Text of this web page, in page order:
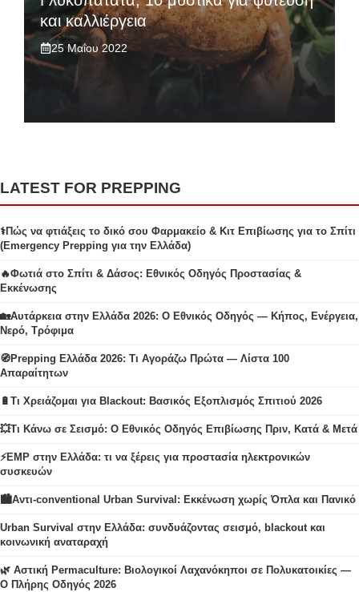
και καλλιέργεια
25 Μαΐου 2022
LATEST FOR PREPPING
⚕️Πώς να φτιάξεις το δικό σου Φαρμακείο & Κιτ Επιβίωσης για το Σπίτι
(Emergency Prepping για την Ελλάδα)
🔥Φωτιά στο Σπίτι & Δάσος: Εθνικός Οδηγός Προστασίας &
Εκκένωσης
🏡Αυτάρκεια στην Ελλάδα 2026: Ο Εθνικός Οδηγός — Κήπος, Ενέργεια,
Νερό, Τρόφιμα
🧭Prepping Ελλάδα 2026: Τι Αγοράζω Πρώτα — Λίστα 100
Απαραίτητων
🔋Τι Χρειάζομαι για Blackout: Βασικός Εξοπλισμός Σπιτιού 2026
💥Τι Κάνω σε Σεισμό: Ο Εθνικός Οδηγός Επιβίωσης Πριν, Κατά & Μετά
⚡EMP στην Ελλάδα: τι να ξέρεις για προστασία ηλεκτρονικών
συσκευών
🏙️Αντι-conventional Urban Survival: Εκκένωση χωρίς Όπλα και Πανικό
Urban Survival στην Ελλάδα: συνδυάζοντας σεισμό, blackout και
κοινωνική αναταραχή
🌿 Αστική Permaculture: Βιολογικοί Λαχανόκηποι σε Πολυκατοικίες —
Ο Πλήρης Οδηγός 2026